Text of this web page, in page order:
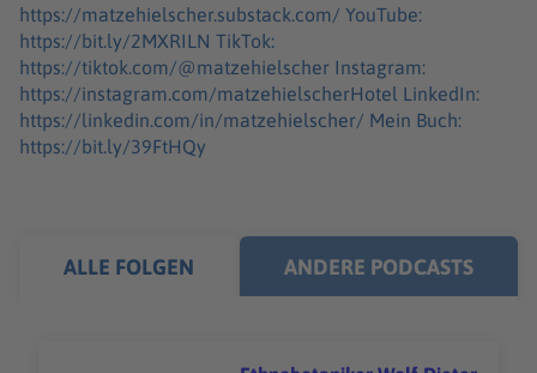
https://matzehielscher.substack.com/ YouTube:
https://bit.ly/2MXRILN TikTok:
https://tiktok.com/@matzehielscher Instagram:
https://instagram.com/matzehielscherHotel LinkedIn:
https://linkedin.com/in/matzehielscher/ Mein Buch:
https://bit.ly/39FtHQy
ALLE FOLGEN ANDERE PODCASTS